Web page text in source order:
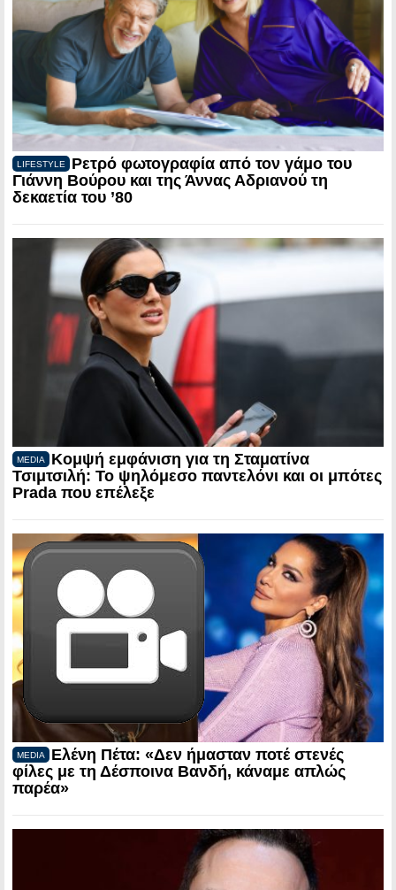
LIFESTYLE
Ρετρό φωτογραφία από τον γάμο του
Γιάννη Βούρου και της Άννας Αδριανού τη
δεκαετία του ’80
MEDIA
Κομψή εμφάνιση για τη Σταματίνα
Τσιμτσιλή: Το ψηλόμεσο παντελόνι και οι μπότες
Prada που επέλεξε
MEDIA
Ελένη Πέτα: «Δεν ήμασταν ποτέ στενές
φίλες με τη Δέσποινα Βανδή, κάναμε απλώς
παρέα»